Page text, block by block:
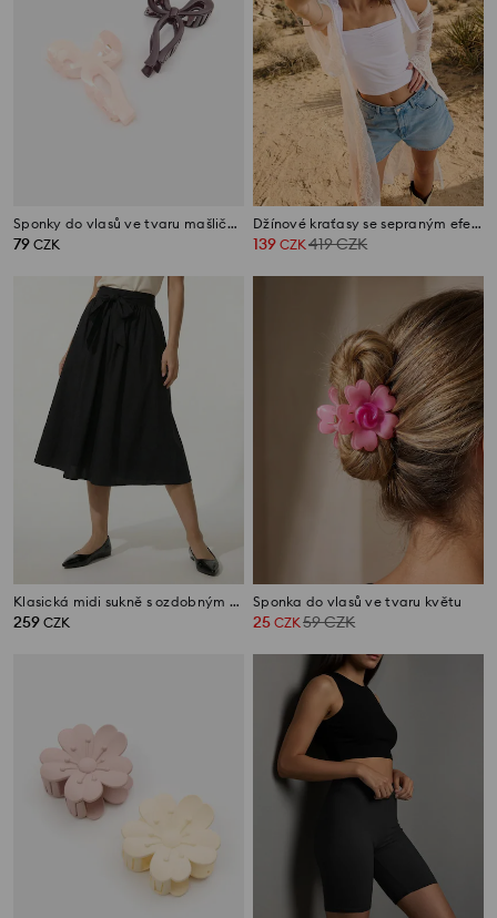
Sponky do vlasů ve tvaru mašliček 2 pack
79 CZK
Džínové kraťasy se sepraným efektem
139 CZK419CZK
Klasická midi sukně s ozdobným zavazováním
259 CZK
Sponka do vlasů ve tvaru květu
25 CZK59CZK